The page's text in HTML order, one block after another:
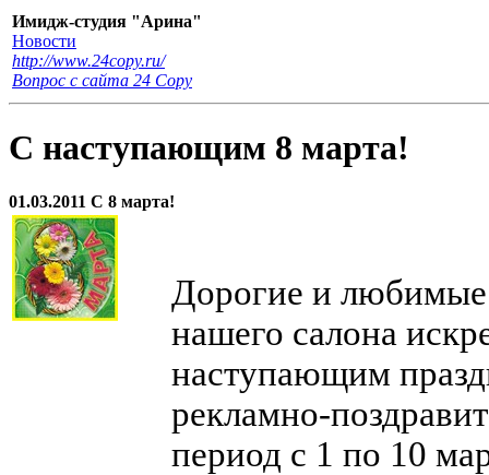
Имидж-студия "Арина"
Новости
http://www.24copy.ru/
Вопрос с сайта 24 Сopy
C наступающим 8 марта!
01.03.2011 С 8 марта!
Дорогие и
нашего салона
наступающим
рекламно-
период с 1 по 10